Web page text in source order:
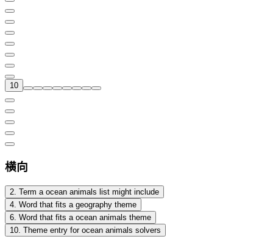
10
横向
2. Term a ocean animals list might include
4. Word that fits a geography theme
6. Word that fits a ocean animals theme
10. Theme entry for ocean animals solvers